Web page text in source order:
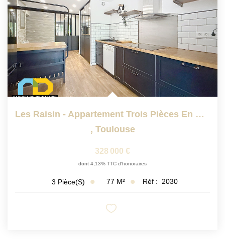
Les Raisin - Appartement Trois Pièces En Parfait État
, Toulouse
328 000 €
dont 4,13% TTC d'honoraires
3 Pièce(s) 77 M² Réf : 2030